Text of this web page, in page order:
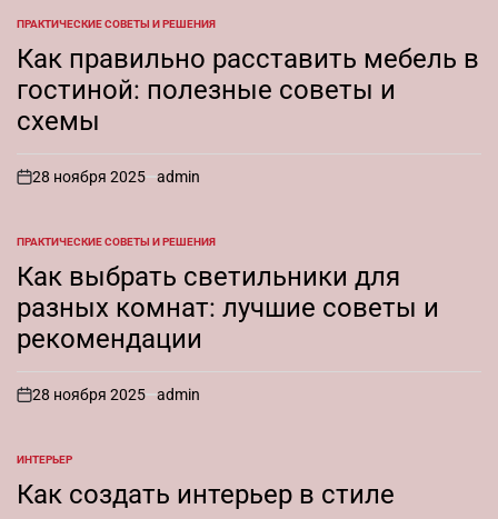
ОПУБЛИКОВАНО
В
ПРАКТИЧЕСКИЕ СОВЕТЫ И РЕШЕНИЯ
Как правильно расставить мебель в
гостиной: полезные советы и
схемы
on
28 ноября 2025 admin
ОПУБЛИКОВАНО
В
ПРАКТИЧЕСКИЕ СОВЕТЫ И РЕШЕНИЯ
Как выбрать светильники для
разных комнат: лучшие советы и
рекомендации
on
28 ноября 2025 admin
ОПУБЛИКОВАНО
В
ИНТЕРЬЕР
Как создать интерьер в стиле